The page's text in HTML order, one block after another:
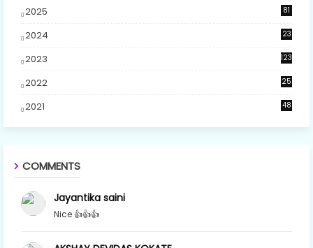
2025 81
2024
23
2023 123
2022 25
2021 48
COMMENTS
Jayantika saini
Nice 👍👍👍